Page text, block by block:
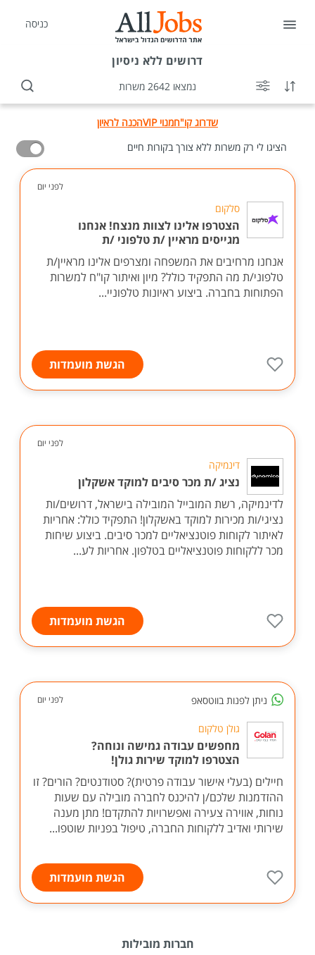
כניסה
דרושים ללא ניסיון
נמצאו 2642 משרות
שדרוג קו"חמנוי VIP
הכנה לראיון
הציגו לי רק משרות ללא צורך בקורות חיים
לפני יום
סלקום
הצטרפו אלינו לצוות מנצח! אנחנו
מגייסים מראיין /ת טלפוני /ת
אנחנו מרחיבים את המשפחה ומצרפים אלינו מראיין/ת
טלפוני/ת מה התפקיד כולל? מיון ואיתור קו"ח למשרות
הפתוחות בחברה. ביצוע ראיונות טלפוניי...
הגשת מועמדות
לפני יום
דינמיקה
נציג /ת מכר סיבים למוקד אשקלון
לדינמיקה, רשת המובייל המובילה בישראל, דרושים/ות
נציגי/ות מכירות למוקד באשקלון! התפקיד כולל: אחריות
לאיתור לקוחות פוטנציאליים למכר סיבים. ביצוע שיחות
מכר ללקוחות פוטנציאליים בטלפון. אחריות לע...
הגשת מועמדות
ניתן לפנות בווטסאפ לפני יום
גולן טלקום
מחפשים עבודה גמישה ונוחה?
הצטרפו למוקד שירות גולן!
חיילים (בעלי אישור עבודה פרטית)? סטודנטים? הורים? זו
ההזדמנות שלכם/ן להיכנס לחברה מובילה עם שעות
נוחות, אווירה צעירה ואפשרויות להתקדם! מתן מענה
שירותי ואדיב ללקוחות החברה, טיפול בפניות שוטפו...
הגשת מועמדות
חברות מובילות